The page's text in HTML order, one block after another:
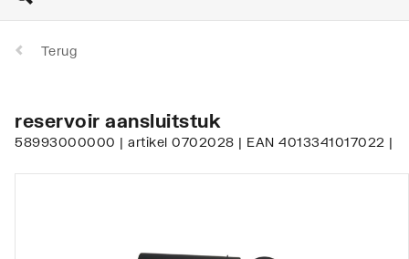
Terug
reservoir aansluitstuk
58993000000 | artikel 0702028 | EAN 4013341017022 |